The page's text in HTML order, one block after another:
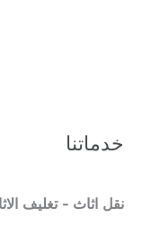
خدماتنا
نقل اثاث - تغليف